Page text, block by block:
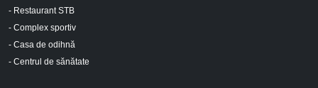
- Restaurant STB
- Complex sportiv
- Casa de odihnă
- Centrul de sănătate